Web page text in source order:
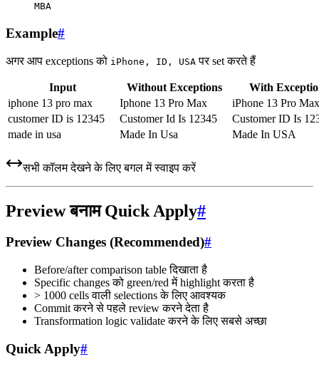
MBA
Example#
अगर आप exceptions को iPhone, ID, USA पर set करते हैं
Input Without Exceptions
With
iphone 13 pro max
Iphone 13 Pro Max
iPhone 13 Pro Max
customer ID is 12345
Customer Id Is 12345
Customer ID Is
made in usa
Made In Usa Made In USA
सभी कॉलम देखने के लिए बगल में स्वाइप करें
Preview बनाम Quick Apply#
Preview Changes (Recommended)#
Before/after comparison table दिखाता है
Specific changes को green/red में highlight करता है
> 1000 cells वाली selections के लिए आवश्यक
Commit करने से पहले review करने देता है
Transformation logic validate करने के लिए सबसे अच्छा
Quick Apply#